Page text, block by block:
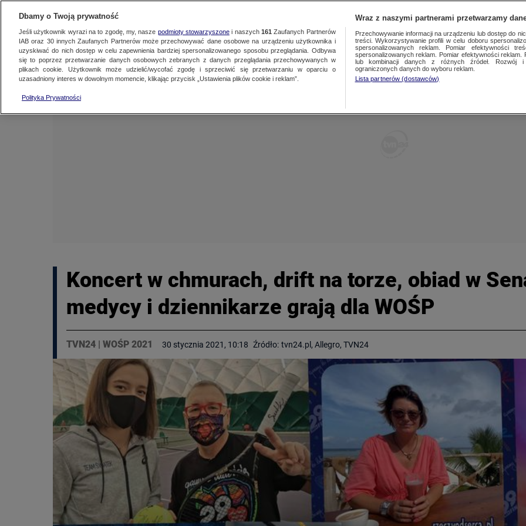
NAJNOWSZE WARSZAWA
WARSZAWA
ŁÓDŹ
KRAKÓW
LUBLIN
LUBUSKIE
PREMIUM METEO
Koncert w chmurach, drift na torze, obiad w
medycy i dziennikarze grają dla WOŚP
TVN24 | WOŚP 2021 30 stycznia 2021, 10:18 Źródło: tvn24.pl, Allegro, TVN24
Dbamy o Twoją prywatność
Jeśli użytkownik wyrazi na to zgodę, my, nasze podmioty stowarzyszonei naszych 161 Zaufanych Partnerów
IAB oraz 30innych Zaufanych Partnerów może przechowywać dane osobowe na urządzeniu użytkownika i
uzyskiwać do nich dostęp w celu zapewnienia bardziej spersonalizowanego sposobu przeglądania. Odbywa
się to poprzez przetwarzanie danych osobowych zebranych z danych przeglądania przechowywanych w
plikach cookie. Użytkownik może udzielić/wycofać zgodę i sprzeciwić się przetwarzaniu w oparciu o
uzasadniony interes w dowolnym momencie, klikając przycisk „Ustawienia plików cookie i reklam”.
Polityka Prywatności
Wraz z naszymi partnerami przetwarzamy
Przechowywanie informacji na urządzeniu lub dostęp do
treści. Wykorzystywanie profili w celu doboru
spersonalizowanych reklam. Pomiar efektywności
spersonalizowanych reklam. Pomiar efektywności
lub kombinacji danych z różnych źródeł. Rozwój i
ograniczonych danych do wyboru reklam.
Lista partnerów (dostawców)